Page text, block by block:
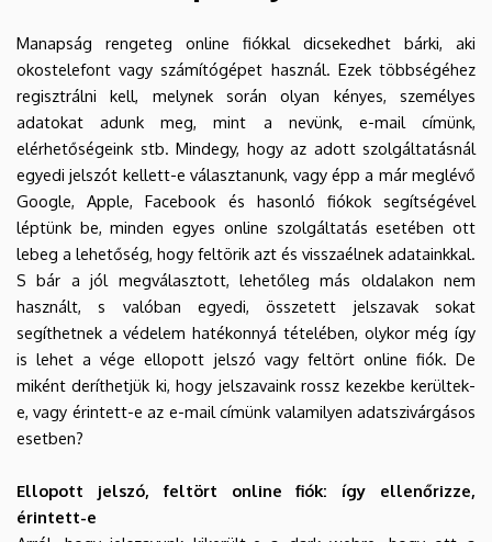
Igazgatóság
Manapság rengeteg online fiókkal dicsekedhet bárki, aki
okostelefont vagy számítógépet használ. Ezek többségéhez
regisztrálni kell, melynek során olyan kényes, személyes
adatokat adunk meg, mint a nevünk, e-mail címünk,
elérhetőségeink stb. Mindegy, hogy az adott szolgáltatásnál
egyedi jelszót kellett-e választanunk, vagy épp a már meglévő
Google, Apple, Facebook és hasonló fiókok segítségével
léptünk be, minden egyes online szolgáltatás esetében ott
lebeg a lehetőség, hogy feltörik azt és visszaélnek adatainkkal.
S bár a jól megválasztott, lehetőleg más oldalakon nem
használt, s valóban egyedi, összetett jelszavak sokat
segíthetnek a védelem hatékonnyá tételében, olykor még így
is lehet a vége ellopott jelszó vagy feltört online fiók. De
miként deríthetjük ki, hogy jelszavaink rossz kezekbe kerültek-
e, vagy érintett-e az e-mail címünk valamilyen adatszivárgásos
esetben?
Ellopott jelszó, feltört online fiók: így ellenőrizze,
érintett-e